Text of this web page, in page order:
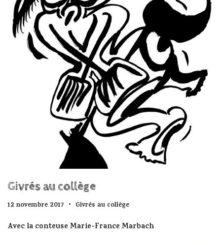
Givrés au collège
12 novembre 2017 Givrés au collège
Avec la conteuse Marie-France Marbach